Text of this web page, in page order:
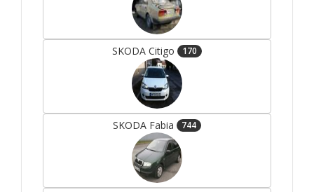
SKODA Citigo 170
SKODA Fabia 744